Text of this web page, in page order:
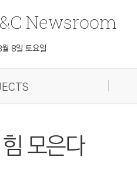
Newsroom
8일 토요일
모은다